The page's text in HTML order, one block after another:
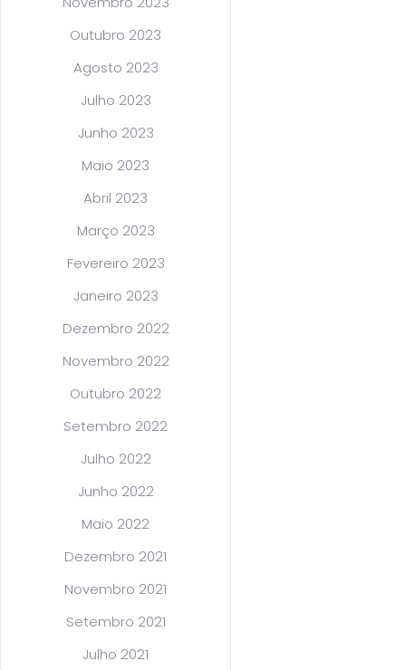
Outubro 2023
Agosto 2023
Julho 2023
Junho 2023
Maio 2023
Abril 2023
Março 2023
Fevereiro 2023
Janeiro 2023
Dezembro 2022
Novembro 2022
Outubro 2022
Setembro 2022
Julho 2022
Junho 2022
Maio 2022
Dezembro 2021
Novembro 2021
Setembro 2021
Julho 2021